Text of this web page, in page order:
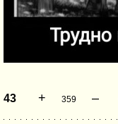
43 + 359 –